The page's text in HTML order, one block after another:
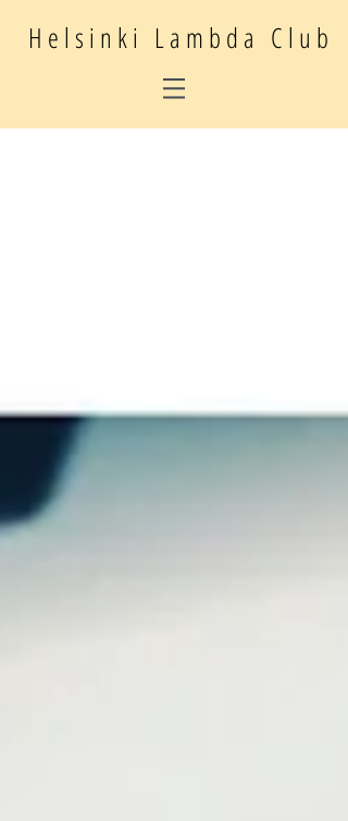
Helsinki Lambda Club